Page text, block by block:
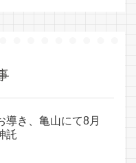
導き、亀山にて8月
託